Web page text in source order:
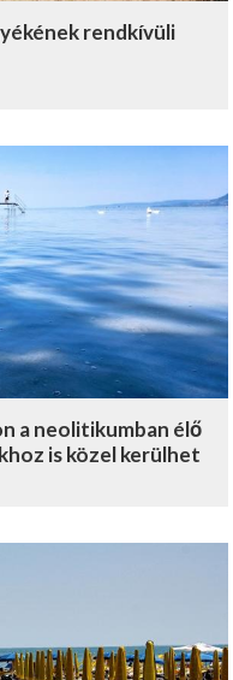
rendkívüli
a neolitikumban élő
is közel kerülhet